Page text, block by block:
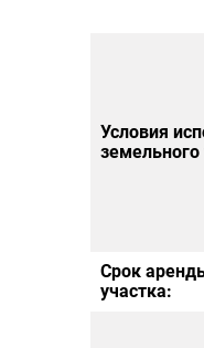
Условия
земельного
Срок
участка: